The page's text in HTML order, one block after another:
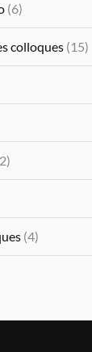
(6)
colloques(15)
(4)